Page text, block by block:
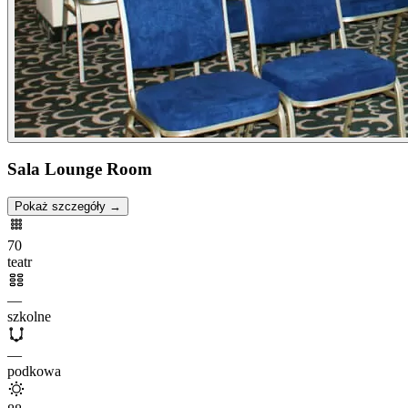
Sala Lounge Room
Pokaż szczegóły →
70
teatr
—
szkolne
—
podkowa